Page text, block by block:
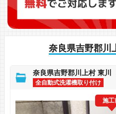
奈良県吉野郡川
奈良県吉野郡川上村 東
全自動式洗濯機取り付け
施工